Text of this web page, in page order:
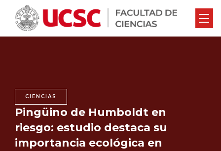
CIENCIAS
Pingüino de Humboldt en
riesgo: estudio destaca su
importancia ecológica en